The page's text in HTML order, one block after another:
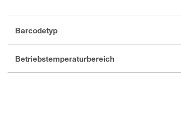
Barcodetyp
Betriebstemperaturbereich